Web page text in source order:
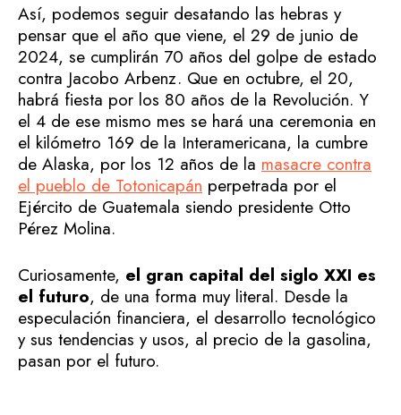
Así, podemos seguir desatando las hebras y
pensar que el año que viene, el 29 de junio de
2024, se cumplirán 70 años del golpe de estado
contra Jacobo Arbenz. Que en octubre, el 20,
habrá fiesta por los 80 años de la Revolución. Y
el 4 de ese mismo mes se hará una ceremonia en
el kilómetro 169 de la Interamericana, la cumbre
de Alaska, por los 12 años de la masacre contra
el pueblo de Totonicapán perpetrada por el
Ejército de Guatemala siendo presidente Otto
Pérez Molina.
Curiosamente, el gran capital del siglo XXI es
el futuro, de una forma muy literal. Desde la
especulación financiera, el desarrollo tecnológico
y sus tendencias y usos, al precio de la gasolina,
pasan por el futuro.